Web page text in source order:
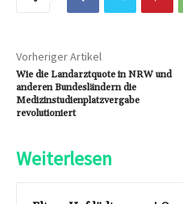
Vorheriger Artikel
Wie die Landarztquote in NRW und
anderen Bundesländern die
Medizinstudienplatzvergabe
revolutioniert
Weiterlesen